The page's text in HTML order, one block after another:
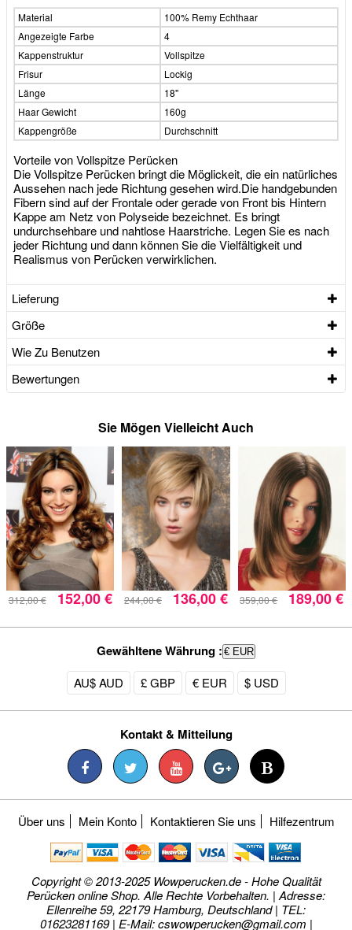
Material
100% Remy Echthaar
Angezeigte Farbe
4
Kappenstruktur
Vollspitze
Frisur
Lockig
Länge
18"
Haar Gewicht
160g
Kappengröße
Durchschnitt
Vorteile von Vollspitze Perücken
Die Vollspitze Perücken bringt die Möglickeit, die ein natürliches
Aussehen nach jede Richtung gesehen wird.Die handgebunden
Fibern sind auf der Frontale oder gerade von Front bis Hintern
Kappe am Netz von Polyseide bezeichnet. Es bringt
undurchsehbare und nahtlose Haarstriche. Legen Sie es nach
jeder Richtung und dann können Sie die Vielfältigkeit und
Realismus von Perücken verwirklichen.
Lieferung
Größe
Wie Zu Benutzen
Bewertungen
Sie Mögen Vielleicht Auch
312,00 € 152,00 € 244,00 € 136,00 € 359,00 € 189,00 €
Gewähltene Währung : € EUR
AU$ AUD £ GBP € EUR $ USD
Kontakt & Mitteilung
Über uns Mein Konto Kontaktieren Sie uns Hilfezentrum
Copyright © 2013-2025 Wowperucken.de - Hohe Qualität
Perücken online Shop. Alle Rechte Vorbehalten. | Adresse:
Ellenreihe 59, 22179 Hamburg, Deutschland | TEL:
01623281169 | E-Mail:cswowperucken@gmail.com |